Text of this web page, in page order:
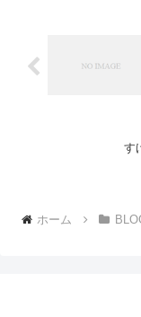
す
ホーム